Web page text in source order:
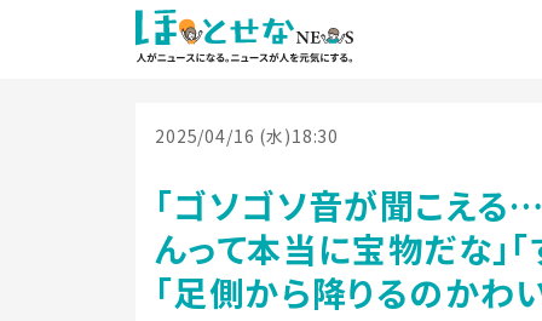
2025/04/16 (水)18:30
「ゴソゴソ音が聞こえる
んって本当に宝物だな」
「足側から降りるのかわ